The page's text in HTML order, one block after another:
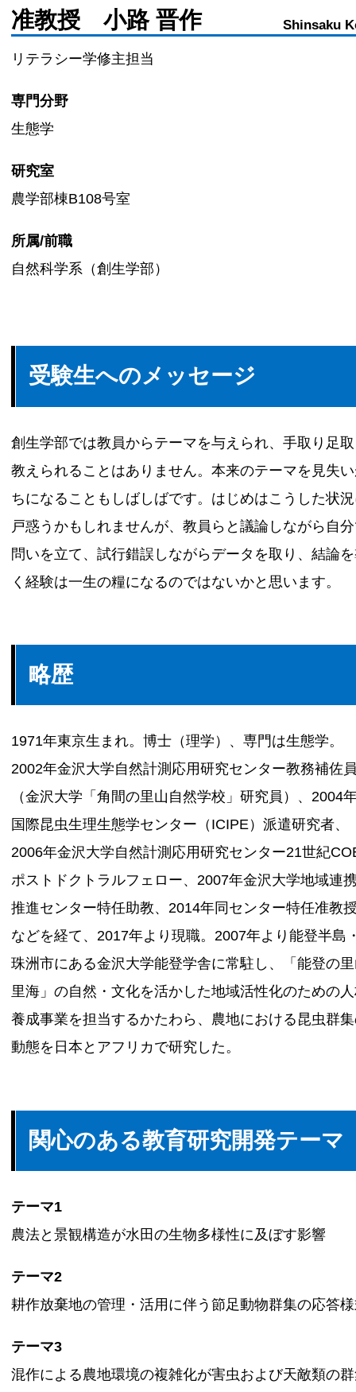
准教授 小路 晋作 Shinsaku
リテラシー学修主担当
専門分野
生態学
研究室
農学部棟B108号室
所属/前職
自然科学系（創生学部）
受験生へのメッセージ
創生学部では教員からテーマを与えられ、手取り足
教えられることはありません。本来のテーマを見失
ちになることもしばしばです。はじめはこうした状
戸惑うかもしれませんが、教員らと議論しながら自
問いを立て、試行錯誤しながらデータを取り、結論
く経験は一生の糧になるのではないかと思います。
略歴
1971年東京生まれ。博士（理学）、専門は生態学。
2002年金沢大学自然計測応用研究センター教務補佐
（金沢大学「角間の里山自然学校」研究員）、2004
国際昆虫生理生態学センター（ICIPE）派遣研究者、
2006年金沢大学自然計測応用研究センター21世紀
ポストドクトラルフェロー、2007年金沢大学地域連
推進センター特任助教、2014年同センター特任准教
などを経て、2017年より現職。2007年より能登半島
珠洲市にある金沢大学能登学舎に常駐し、「能登の
里海」の自然・文化を活かした地域活性化のための
養成事業を担当するかたわら、農地における昆虫群
動態を日本とアフリカで研究した。
関心のある教育研究開発テーマ
テーマ1
農法と景観構造が水田の生物多様性に及ぼす影響
テーマ2
耕作放棄地の管理・活用に伴う節足動物群集の応答
テーマ3
混作による農地環境の複雑化が害虫および天敵類の